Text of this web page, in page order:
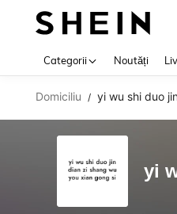
Categorii Noutăți
Domiciliu / yi wu shi duo
yi